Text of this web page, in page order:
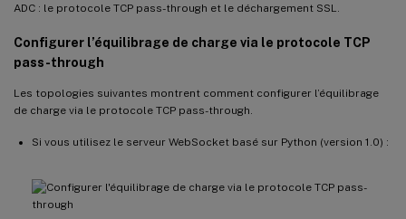
ADC : le protocole TCP pass-through et le déchargement SSL.
Configurer l’équilibrage de charge via le protocole TCP
pass-through
Les topologies suivantes montrent comment configurer l’équilibrage
de charge via le protocole TCP pass-through.
Si vous utilisez le serveur WebSocket basé sur Python (version 1.0) :